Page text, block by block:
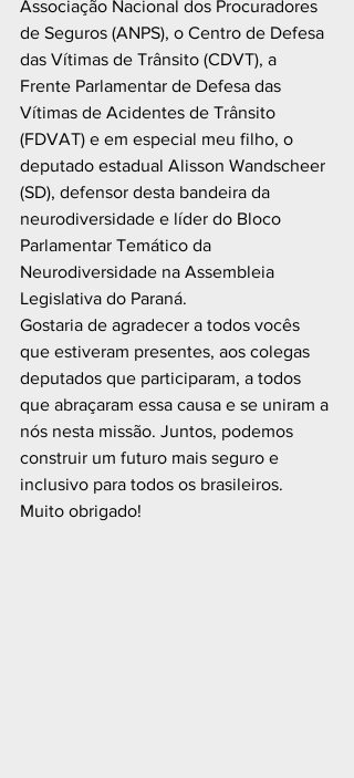
Associação Nacional dos Procuradores
de Seguros (ANPS), o Centro de Defesa
das Vítimas de Trânsito (CDVT), a
Frente Parlamentar de Defesa das
Vítimas de Acidentes de Trânsito
(FDVAT) e em especial meu filho, o
deputado estadual Alisson Wandscheer
(SD), defensor desta bandeira da
neurodiversidade e líder do Bloco
Parlamentar Temático da
Neurodiversidade na Assembleia
Legislativa do Paraná.
Gostaria de agradecer a todos vocês
que estiveram presentes, aos colegas
deputados que participaram, a todos
que abraçaram essa causa e se uniram a
nós nesta missão. Juntos, podemos
construir um futuro mais seguro e
inclusivo para todos os brasileiros.
Muito obrigado!